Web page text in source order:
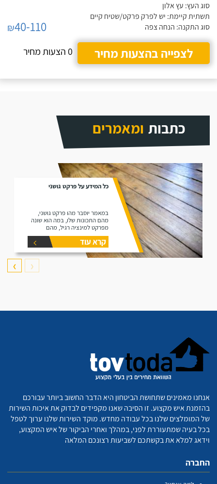
סוג העץ: עץ אלון
תשתית קיימת: יש לפרק פרקט/שטיח קיים
סוג התקנה: הנחה צפה
₪40-110
לצפייה בהצעות מחיר
0 הצעות מחיר
כתבות ומאמרים
כל המידע על פרקט גושני
במאמר יוסבר מהו פרקט גושני,
מהם התכונות שלו, במה הוא שונה
מפרקט למינציה רגיל, מהם
היתרונות שלו ומהם החסרונות שלו.
קרא עוד
❮
❯
אנחנו מאמינים שתחושת הביטחון היא הדבר החשוב ביותר עבורכם
בהזמנת איש מקצוע. זו הסיבה שאנו מקפידים לבדוק את איכות השירות
של המומלצים שלנו בכל עבודה מחדש. מוקד השירות שלנו ערוך לטפל
בכל בעיה שמתעוררת לפני, במהלך ואחרי הביקור של איש המקצוע,
וידאג למלא את בקשתכם לשביעות רצונכם המלאה
החברה